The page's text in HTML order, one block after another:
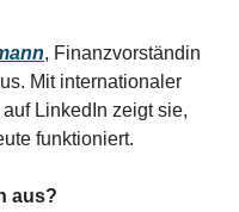
, Finanzvorständin
Mit internationaler
LinkedIn zeigt sie,
funktioniert.
aus?